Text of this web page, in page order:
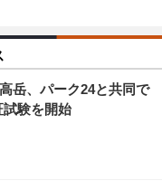
岳、パーク24と共同で
試験を開始